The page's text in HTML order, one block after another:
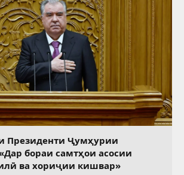
Президенти Ҷумҳурии
бораи самтҳои асосии
ва хориҷии кишвар»